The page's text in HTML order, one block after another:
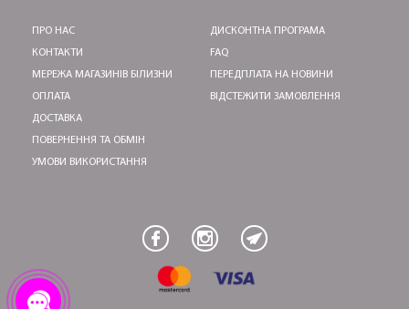
ПРО НАС
КОНТАКТИ
МЕРЕЖА МАГАЗИНІВ БІЛИЗНИ
ОПЛАТА
ДОСТАВКА
ПОВЕРНЕННЯ ТА ОБМІН
УМОВИ ВИКОРИСТАННЯ
ДИСКОНТНА ПРОГРАМА
FAQ
ПЕРЕДПЛАТА НА НОВИНИ
ВІДСТЕЖИТИ ЗАМОВЛЕННЯ